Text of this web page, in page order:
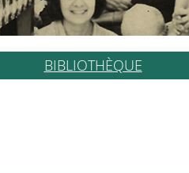
BIBLIOTHÈQUE